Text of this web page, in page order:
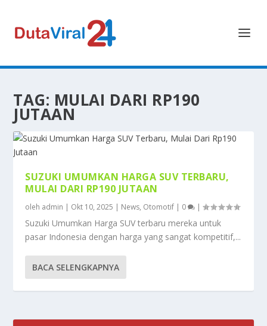
TAG: MULAI DARI RP190
JUTAAN
SUZUKI UMUMKAN HARGA SUV TERBARU,
MULAI DARI RP190 JUTAAN
oleh admin | Okt 10, 2025 | News, Otomotif | 0 |
Suzuki Umumkan Harga SUV terbaru mereka untuk
pasar Indonesia dengan harga yang sangat kompetitif,...
BACA SELENGKAPNYA